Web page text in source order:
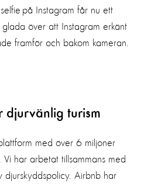
på Instagram får nu ett
över att Instagram erkänt
framför och bakom kameran.
djurvänlig turism
med över 6 miljoner
har arbetat tillsammans med
Airbnb har